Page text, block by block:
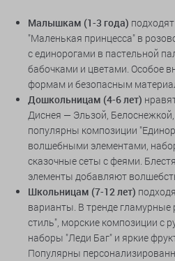
Малышкам (1-3 года)
"Маленькая принцесса" в
с единорогами в пастельной
бабочками и цветами. Особое
формам и безопасным
Дошкольницам (4-6 лет)
Диснея — Эльзой,
популярны композиции
волшебными элементами,
сказочные сеты с феями.
элементы добавляют
Школьницам (7-12 лет)
варианты. В тренде
стиль", морские композиции с
наборы "Леди Баг" и яркие
Популярны